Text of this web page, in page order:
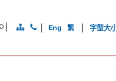
Eng 繁 字型大